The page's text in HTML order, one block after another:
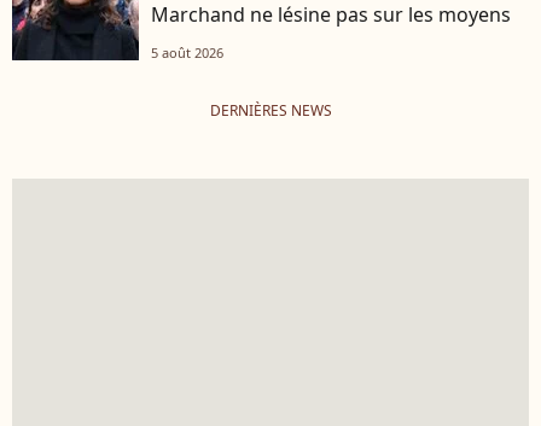
Marchand ne lésine pas sur les moyens
5 août 2026
DERNIÈRES NEWS